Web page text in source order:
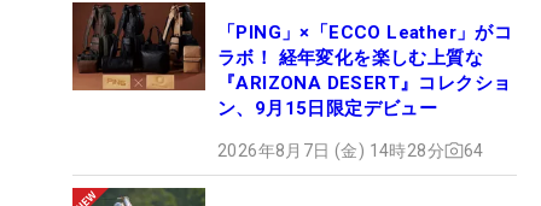
「PING」×「ECCO Leather」がコ
ラボ！ 経年変化を楽しむ上質な
『ARIZONA DESERT』コレクショ
ン、9月15日限定デビュー
2026年8月7日 (金) 14時28分 64